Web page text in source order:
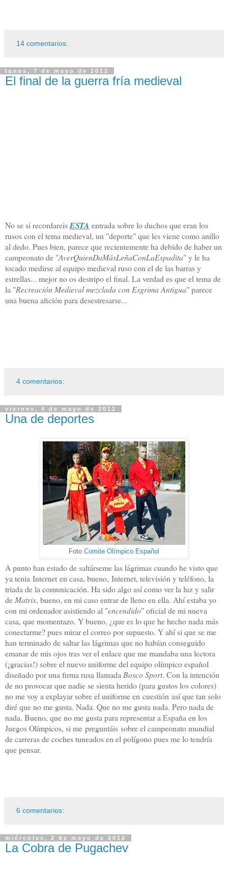
14 comentarios:
lunes, 7 de mayo de 2012
El final de la guerra fría medieval
No se si recordareisESTA entrada sobre lo duchos que eran los
rusos con el tema medieval, un "deporte" que les viene como anillo
al dedo. Pues bien, parece que recientemente ha debido de haber un
campeonato de "AverQuienDaMásLeñaConLaEspadita" y le ha
tocado medirse al equipo medieval ruso con el de las barras y
estrellas... mejor no os destripo el final. La verdad es que el tema de
la "Recreación Medieval mezclada con Esgrima Antigua" parece
una buena afición para desestresarse...
4 comentarios:
viernes, 4 de mayo de 2012
Una de deportes
Foto Comite Olímpico Español
A punto han estado de saltárseme las lágrimas cuando he visto que
ya tenia Internet en casa, bueno, Internet, televisión y teléfono, la
triada de la comunicación. Ha sido algo así como ver la luz y salir
de Matrix, bueno, en mi caso entrar de lleno en ella. Ahí estaba yo
con mi ordenador asistiendo al "encendido" oficial de mi nueva
casa, que momentazo. Y bueno, ¿que es lo que he hecho nada más
conectarme? pues mirar el correo por supuesto. Y ahí si que se me
han terminado de saltar las lágrimas que no habían conseguido
emanar de mis ojos tras ver el enlace que me mandaba una lectora
(¡gracias!) sobre el nuevo uniforme del equipo olímpico español
diseñado por una firma rusa llamada Bosco Sport. Con la intención
de no provocar que nadie se sienta herido (para gustos los colores)
no me voy a explayar sobre el uniforme en cuestión así que tan solo
diré que no me gusta. Nada. Que no me gusta nada. Pero nada de
nada. Bueno, que no me gusta para representar a España en los
Juegos Olímpicos, si me preguntáis sobre el campeonato mundial
de carreras de coches tuneados en el polígono pues me lo tendría
que pensar.
6 comentarios:
miércoles, 2 de mayo de 2012
La Cobra de Pugachev